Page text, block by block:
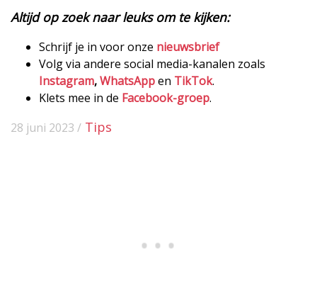
Altijd op zoek naar leuks om te kijken:
Schrijf je in voor onze nieuwsbrief
Volg via andere social media-kanalen zoals
Instagram,WhatsAppen TikTok.
Klets mee in de Facebook-groep.
28 juni 2023 / Tips